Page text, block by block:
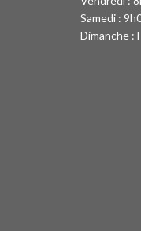
Samedi :
Dimanche :